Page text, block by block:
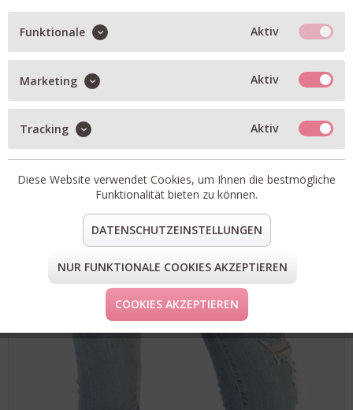
50%
Funktionale Aktiv
Marketing Aktiv
Tracking Aktiv
Diese Website verwendet Cookies, um Ihnen die bestmögliche
Funktionalität bieten zu können.
DATENSCHUTZEINSTELLUNGEN
NUR FUNKTIONALE COOKIES AKZEPTIEREN
COOKIES AKZEPTIEREN